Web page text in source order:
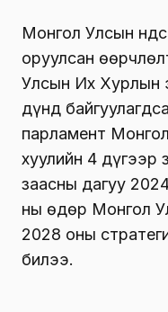
Монгол Улсын
оруулсан
Улсын Их Хурлын
дүнд
парламент
хуулийн 4 дүгээр
заасны дагуу
ны өдөр Монгол
2028 оны
билээ.